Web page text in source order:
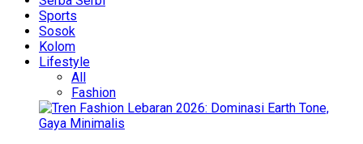
Sports
Sosok
Kolom
Lifestyle
All
Fashion